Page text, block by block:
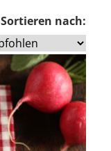
Sortieren nach: